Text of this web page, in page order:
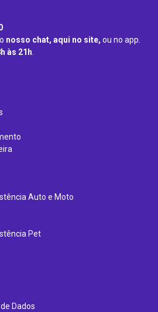
nosso chat, aqui no site, ou no app.
às 21h.
Auto e Moto
Pet
Dados